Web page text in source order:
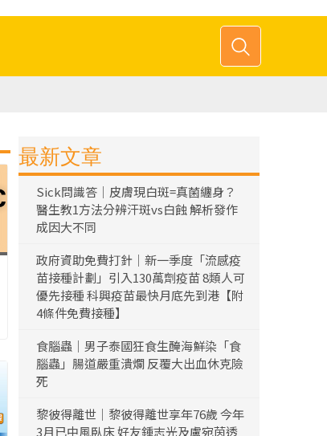
最新文章
Sick問識答｜皮膚現白斑=真菌纏身？
醫生教1方法分辨汗斑vs白蝕 解析發作
成因大不同
政府資助免費打針｜新一季度「流感疫
苗接種計劃」引入130萬劑疫苗 8類人可
優先接種 科興疫苗最快月底先到港【附
4條件免費接種】
食腦蟲｜男子泰國狂食生醃海鮮染「食
腦蟲」腸道嚴重潰爛 反覆大出血休克險
死
黎彼得離世｜黎彼得離世享年76歲 今年
3月已中風臥床 好友鍾志光及盧宛茵透